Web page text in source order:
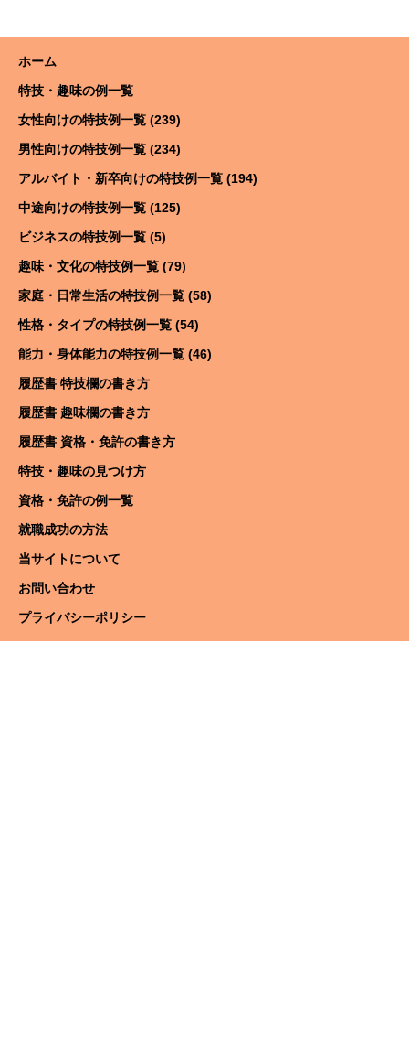
ホーム
特技・趣味の例一覧
女性向けの特技例一覧 (239)
男性向けの特技例一覧 (234)
アルバイト・新卒向けの特技例一覧 (194)
中途向けの特技例一覧 (125)
ビジネスの特技例一覧 (5)
趣味・文化の特技例一覧 (79)
家庭・日常生活の特技例一覧 (58)
性格・タイプの特技例一覧 (54)
能力・身体能力の特技例一覧 (46)
履歴書 特技欄の書き方
履歴書 趣味欄の書き方
履歴書 資格・免許の書き方
特技・趣味の見つけ方
資格・免許の例一覧
就職成功の方法
当サイトについて
お問い合わせ
プライバシーポリシー